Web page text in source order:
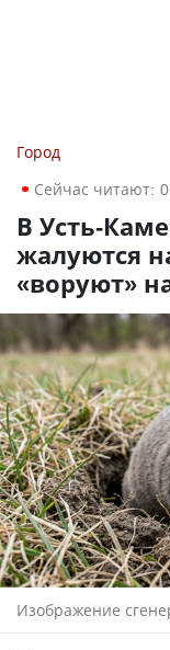
Город
Сейчас читают: 0
В Усть-
жалуются
«воруют»
Изображение